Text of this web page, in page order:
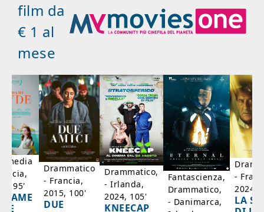
film da
€ 1 al
mese
95'
Drammatico
- Francia,
2015, 100'
DUE
Drammatico,
- Irlanda,
2024, 105'
KNEECAP
Fantascienza,
Drammatico,
- Danimarca,
-
2024,
LA